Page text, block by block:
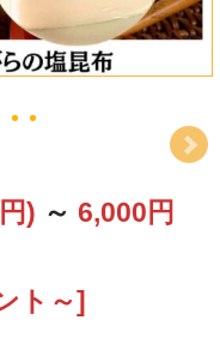
) ～ 6,000円
ト～]